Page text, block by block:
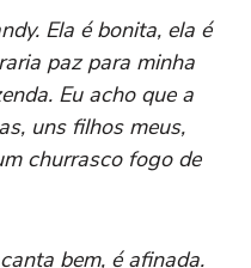
Ela é bonita, ela é
paz para minha
Eu acho que a
uns filhos meus,
churrasco fogo de
bem, é afinada.